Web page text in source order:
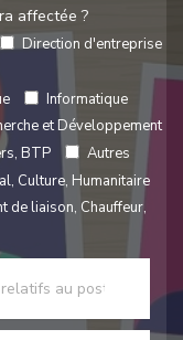
affectée ?
Direction d'entreprise
Informatique
et Développement
BTP
Autres
Culture, Humanitaire
de liaison, Chauffeur,